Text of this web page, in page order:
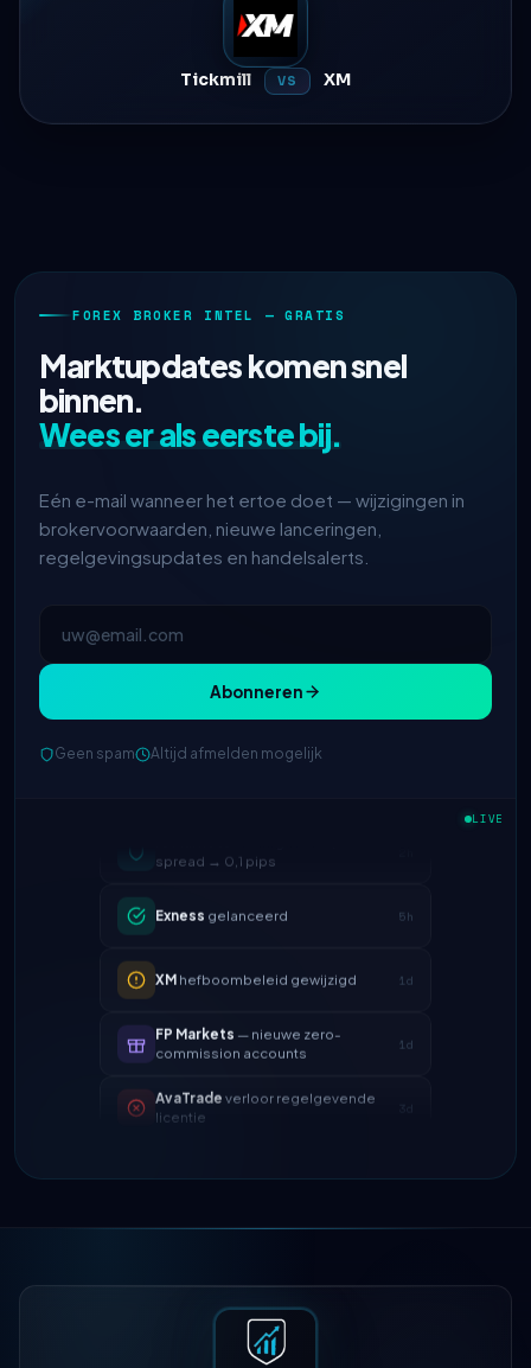
Tickmill VS XM
FOREX BROKER INTEL — GRATIS
Marktupdates komen snel
binnen.
Wees er als eerste bij.
Eén e-mail wanneer het ertoe doet — wijzigingen in
brokervoorwaarden, nieuwe lanceringen,
regelgevingsupdates en handelsalerts.
Abonneren
Geen spam Altijd afmelden mogelijk
LIVE
Exness gelanceerd
— nieuwe zero-
AvaTradeverloor regelgevende
IC Marketsverlaagde EUR/USD
hefboombeleid gewijzigd